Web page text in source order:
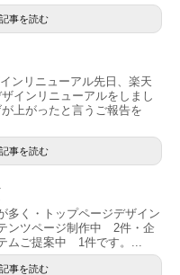
記事を読む
ンリニューアル先日、楽天
インリニューアルをしまし
上がったと言うご報告を
記事を読む
多く・トップページデザイン
ンツページ制作中 2件・企
ムご提案中 1件です。...
記事を読む